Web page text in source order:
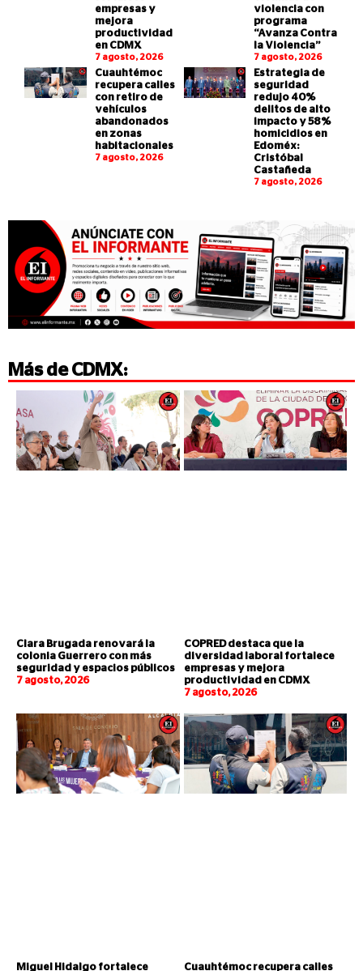
empresas y
mejora
productividad
en CDMX
7 agosto, 2026
violencia con
programa
“Avanza Contra
la Violencia”
7 agosto, 2026
Cuauhtémoc
recupera calles
con retiro de
vehículos
abandonados
en zonas
habitacionales
7 agosto, 2026
Estrategia de
seguridad
redujo 40%
delitos de alto
impacto y 58%
homicidios en
Edoméx:
Cristóbal
Castañeda
7 agosto, 2026
Más deCDMX:
Clara Brugada renovará la
colonia Guerrero con más
seguridad y espacios públicos
7 agosto, 2026
COPRED destaca que la
diversidad laboral fortalece
empresas y mejora
productividad en CDMX
7 agosto, 2026
Miguel Hidalgo fortalece Cuauhtémoc recupera calles